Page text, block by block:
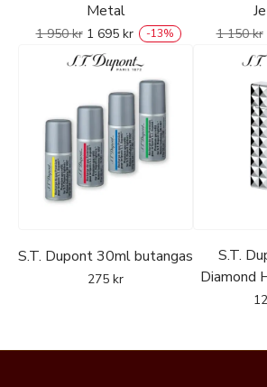
Metal
1 950kr 1 695 kr -13% 1 150kr
S.T. Dupont 30ml butangas
275 kr
S.T.
Diamond